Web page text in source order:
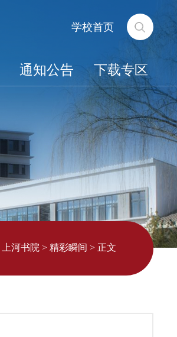
学校首页
通知公告 下载专区
上河书院 > 精彩瞬间 > 正文